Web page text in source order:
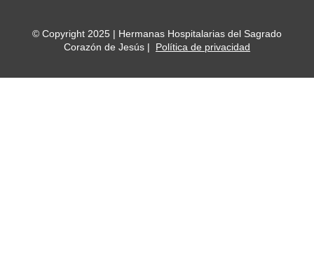
© Copyright 2025 | Hermanas Hospitalarias del Sagrado
Corazón de Jesús | Política de privacidad